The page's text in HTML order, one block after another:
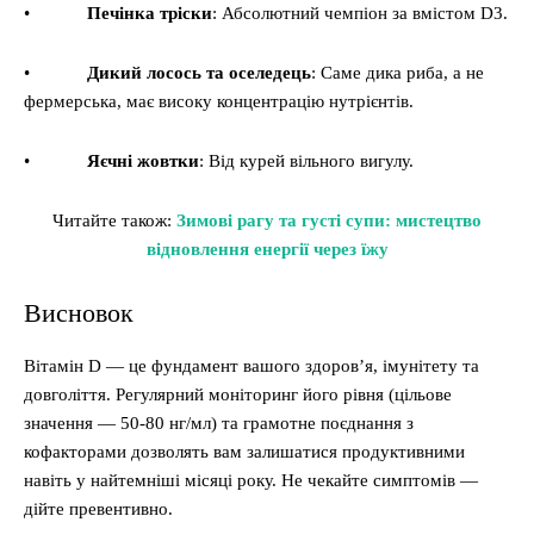
• Печінка тріски: Абсолютний чемпіон за вмістом D3.
• Дикий лосось та оселедець: Саме дика риба, а не
фермерська, має високу концентрацію нутрієнтів.
• Яєчні жовтки: Від курей вільного вигулу.
Читайте також: Зимові рагу та густі супи: мистецтво
відновлення енергії через їжу
Висновок
Вітамін D — це фундамент вашого здоров’я, імунітету та
довголіття. Регулярний моніторинг його рівня (цільове
значення — 50-80 нг/мл) та грамотне поєднання з
кофакторами дозволять вам залишатися продуктивними
навіть у найтемніші місяці року. Не чекайте симптомів —
дійте превентивно.